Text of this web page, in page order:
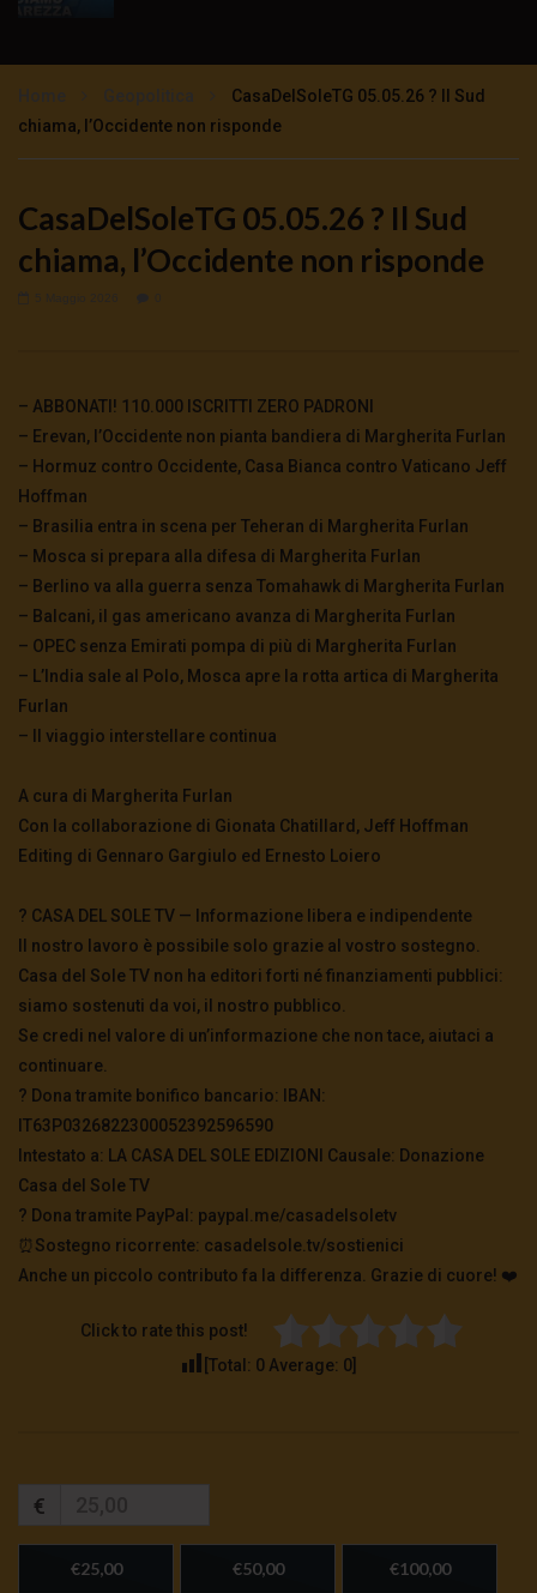
sull’emergenza – Mauro Scardovelli e
Stefano Manera
2.4K 0
4.1K 0
Emergenza sanitaria: La sintesi di Mauro
Scardovelli
Si potevano salvare molte vite – Mauro
Scardovelli intervista Luigi Cavanna
A marzo si sapeva già tutto – Mauro
Scardovelli commenta il Dott. Pierluigi Viale
– Mauro Scardovelli commenta Giorgio Palù
CasaDelSoleTG 05.05.26 ? Il Sud
chiama, l’Occidente non risponde
CasaDelSoleTG 05.05.26 ? Il Sud
chiama, l’Occidente non risponde
– ABBONATI! 110.000 ISCRITTI ZERO PADRONI
– Erevan, l’Occidente non pianta bandiera di Margherita Furlan
– Hormuz contro Occidente, Casa Bianca contro Vaticano Jeff
Hoffman
– Brasilia entra in scena per Teheran di Margherita Furlan
– Mosca si prepara alla difesa di Margherita Furlan
– Berlino va alla guerra senza Tomahawk di Margherita Furlan
– Balcani, il gas americano avanza di Margherita Furlan
– OPEC senza Emirati pompa di più di Margherita Furlan
– L’India sale al Polo, Mosca apre la rotta artica di Margherita
Furlan
– Il viaggio interstellare continua
A cura di Margherita Furlan
Con la collaborazione di Gionata Chatillard, Jeff Hoffman
Editing di Gennaro Gargiulo ed Ernesto Loiero
? CASA DEL SOLE TV — Informazione libera e indipendente
Il nostro lavoro è possibile solo grazie al vostro sostegno.
Casa del Sole TV non ha editori forti né finanziamenti pubblici:
siamo sostenuti da voi, il nostro pubblico.
Se credi nel valore di un’informazione che non tace, aiutaci a
continuare.
? Dona tramite bonifico bancario: IBAN:
IT63P0326822300052392596590
Intestato a: LA CASA DEL SOLE EDIZIONI Causale: Donazione
Casa del Sole TV
?️ Dona tramite PayPal: paypal.me/casadelsoletv
⏰Sostegno ricorrente: casadelsole.tv/sostienici
Anche un piccolo contributo fa la differenza. Grazie di cuore! ❤️
Click to rate this post!
[Total: 0 Average: 0
€
€25,00 €50,00 €100,00